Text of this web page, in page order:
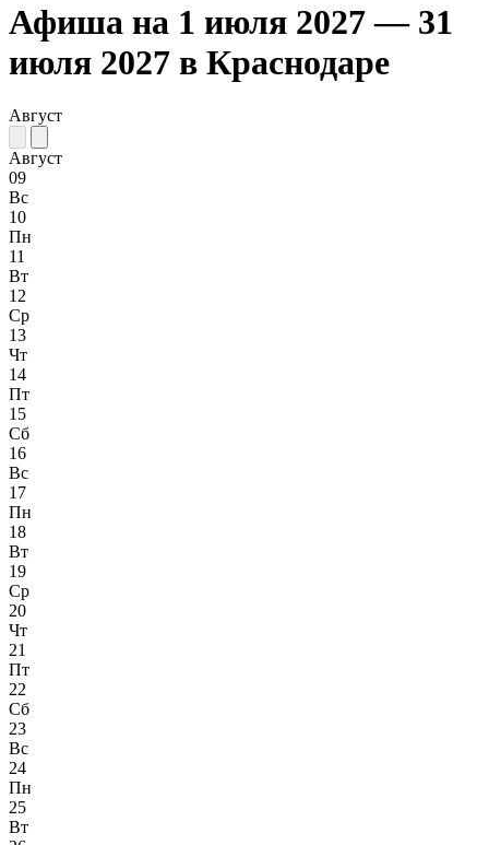
Афиша на 1 июля 2027 — 31
июля 2027 в Краснодаре
Август
Август
09
Вс
10
Пн
11
Вт
12
Ср
13
Чт
14
Пт
15
Сб
16
Вс
17
Пн
18
Вт
19
Ср
20
Чт
21
Пт
22
Сб
23
Вс
24
Пн
25
Вт